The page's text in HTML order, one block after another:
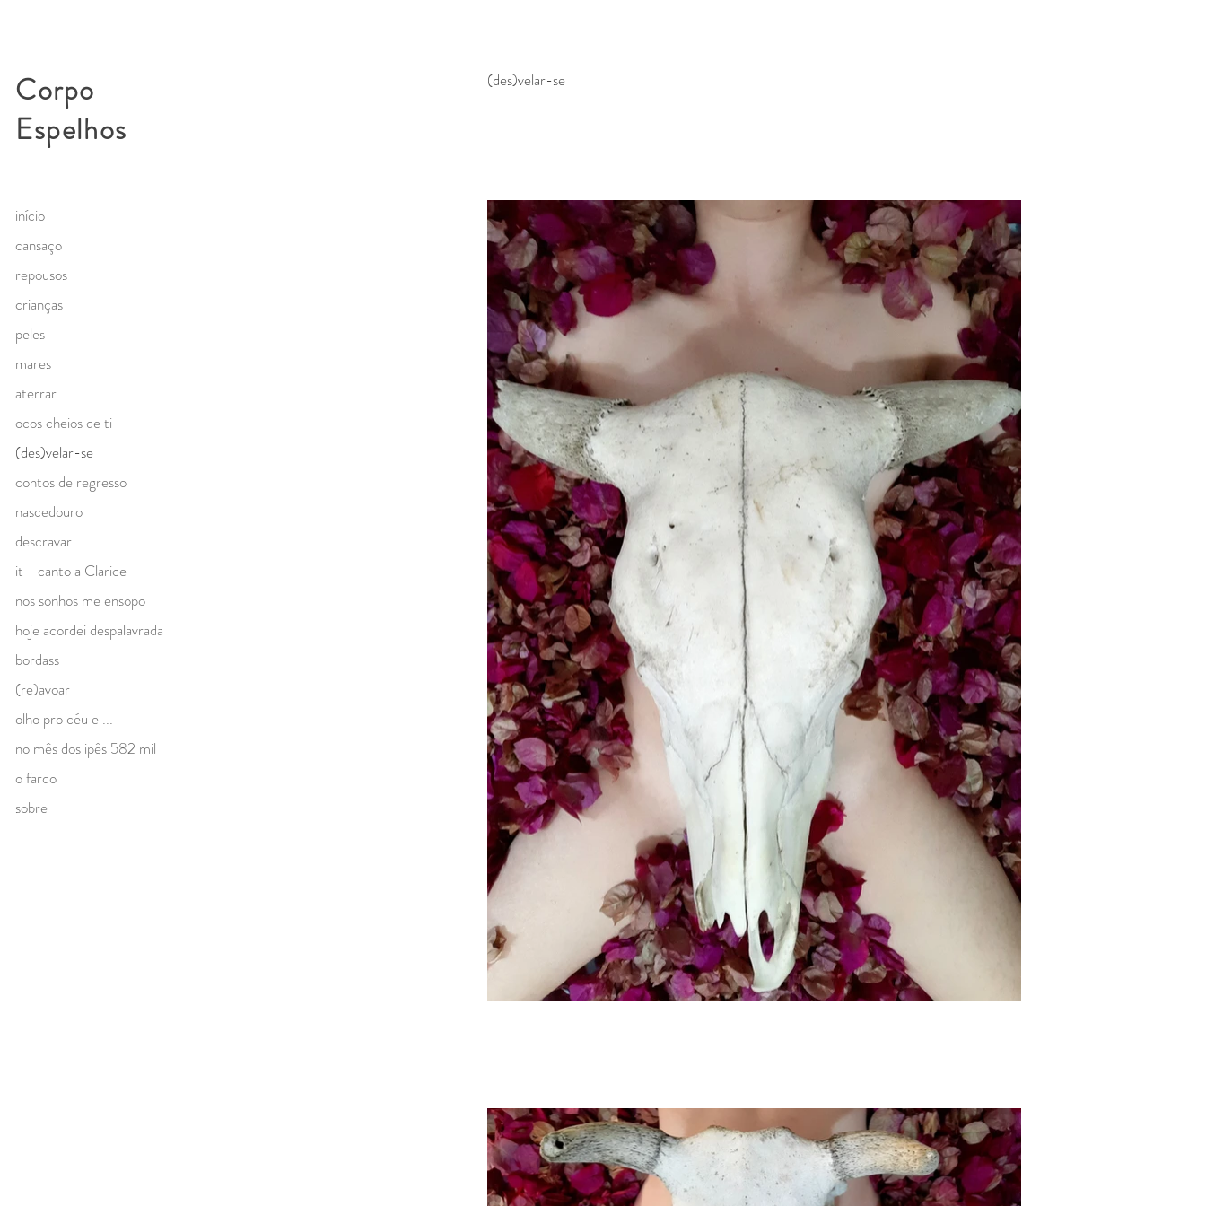
(des)velar-se
início
cansaço
repousos
crianças
peles
mares
aterrar
ocos cheios de ti
(des)velar-se
contos de regresso
nascedouro
descravar
it - canto a Clarice
nos sonhos me ensopo
hoje acordei despalavrada
bordass
(re)avoar
olho pro céu e ...
no mês dos ipês 582 mil
o fardo
sobre
Corpo
Espelhos